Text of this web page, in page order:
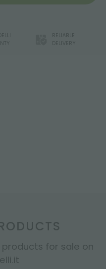
RELIABLE
DELIVERY
for sale on